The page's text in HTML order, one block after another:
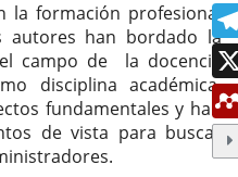
la formación profesional
autores han bordado la
campo de la docencia
disciplina académica.
fundamentales y han
de vista para buscar